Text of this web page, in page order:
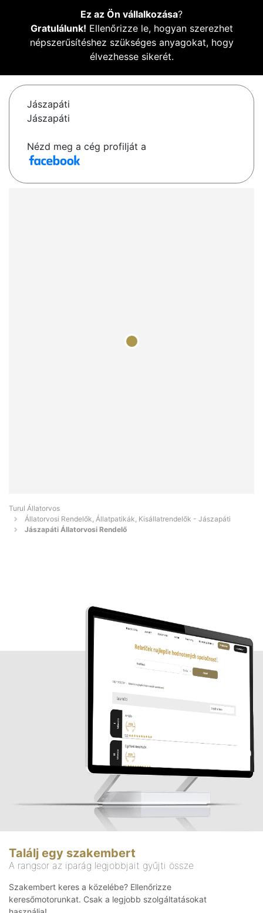
Ez az Ön vállalkozása?
Gratulálunk! Ellenőrizze le, hogyan szerezhet
népszerűsítéshez szükséges anyagokat, hogy
élvezhesse sikerét.
Jászapáti
Jászapáti
Nézd meg a cég profilját a
Turul Állatorvos
Állatorvosi Rendelők, Állatpatikák, Kisállatrendelők - Jászapáti
Jászapáti Állatorvosi Rendelő
Találj egy szakembert
A rangsor az iparág legjobbjait gyűjti össze
Szakembert keres a közelébe? Ellenőrizze
keresőmotorunkat. Csak a legjobb szolgáltatásokat